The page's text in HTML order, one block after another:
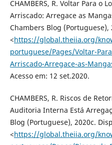
CHAMBERS, R. Voltar Para o
Arriscado: Arregace as
Chambers Blog (Portuguese),
<https://global.theiia.org/
portuguese/Pages/Voltar-
Arriscado-Arregace-as-
Acesso em: 12 set.2020.
CHAMBERS, R. Riscos de
Auditoria Interna Está
Blog (Portuguese), 2020c.
<https://global.theiia.org/